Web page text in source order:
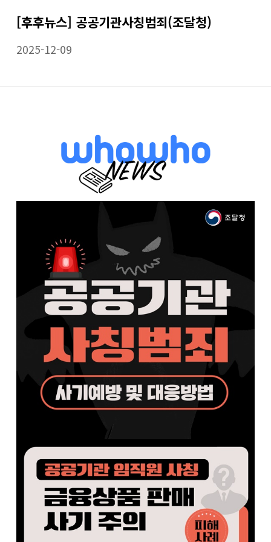
[후후뉴스] 공공기관사칭범죄(조달청)
2025-12-09